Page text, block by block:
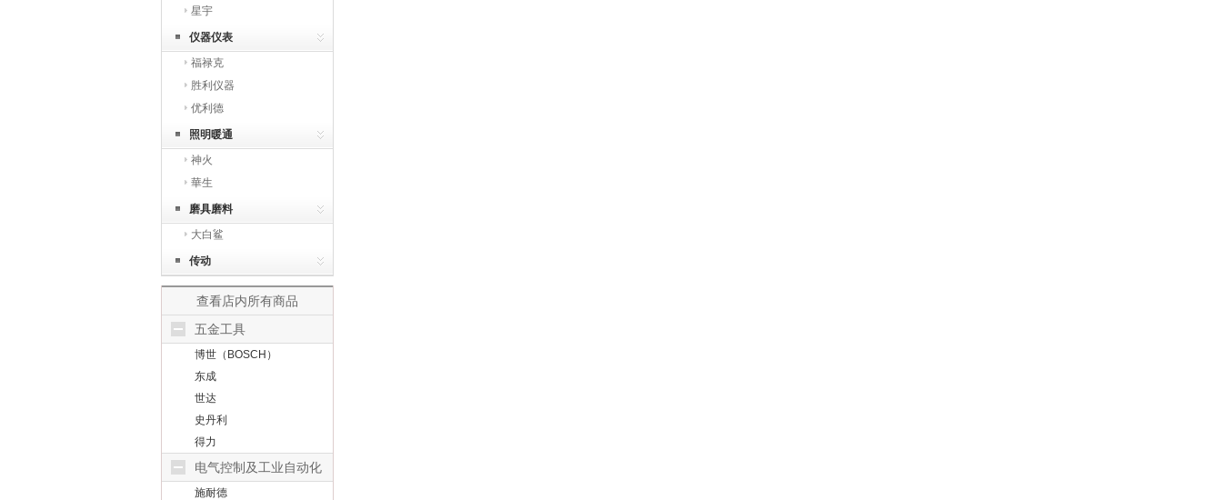
星宇
仪器仪表
福禄克
胜利仪器
优利德
照明暖通
神火
華生
磨具磨料
大白鲨
传动
查看店内所有商品
五金工具
博世（BOSCH）
东成
世达
史丹利
得力
电气控制及工业自动化
施耐德